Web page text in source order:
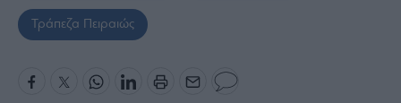
Τράπεζα Πειραιώς